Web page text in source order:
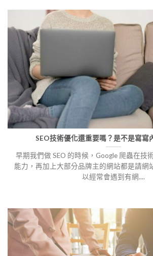
SEO技術優化還重要嗎？是不是寫寫
早期我們做 SEO 的時候，Google 爬蟲在技
能力，再加上大部分品牌主的網站都是請網
以經常會遇到有網....